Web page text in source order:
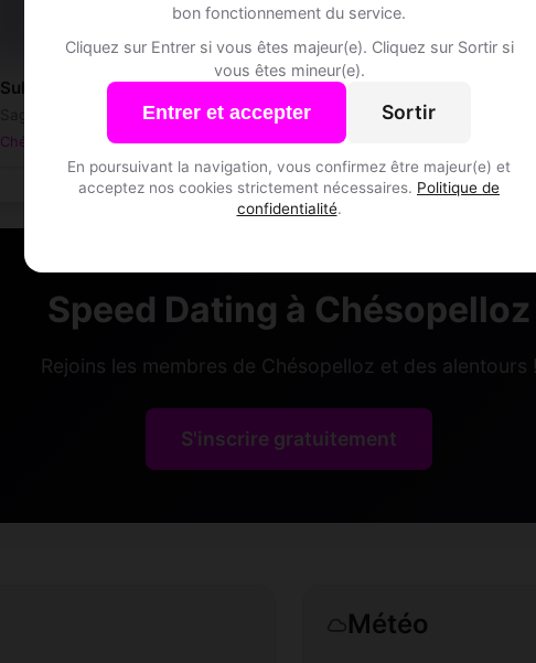
bon fonctionnement du service.
Cliquez sur Entrer si vous êtes majeur(e). Cliquez sur Sortir si
vous êtes mineur(e).
Entrer et accepter Sortir
En poursuivant la navigation, vous confirmez être majeur(e) et
acceptez nos cookies strictement nécessaires. Politique de
confidentialité.
Sullyvann, 35
Chésopelloz • Fribourg
Speed Dating à Chésopelloz
Rejoins les membres de Chésopelloz et des alentours
S'inscrire gratuitement
Météo